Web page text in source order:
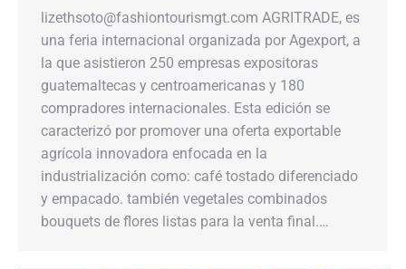
lizethsoto@fashiontourismgt.com AGRITRADE, es
una feria internacional organizada por Agexport, a
la que asistieron 250 empresas expositoras
guatemaltecas y centroamericanas y 180
compradores internacionales. Esta edición se
caracterizó por promover una oferta exportable
agrícola innovadora enfocada en la
industrialización como: café tostado diferenciado
y empacado. también vegetales combinados
bouquets de flores listas para la venta final.…